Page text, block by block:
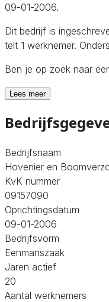
09-01-2006.
Dit bedrijf is
telt 1 werknemer.
Ben je op zoek naar
Lees meer
Bedrijfsnaam
Hovenier en
KvK nummer
09157090
Oprichtingsdatum
09-01-2006
Bedrijfsvorm
Eenmanszaak
Jaren actief
20
Aantal werknemers